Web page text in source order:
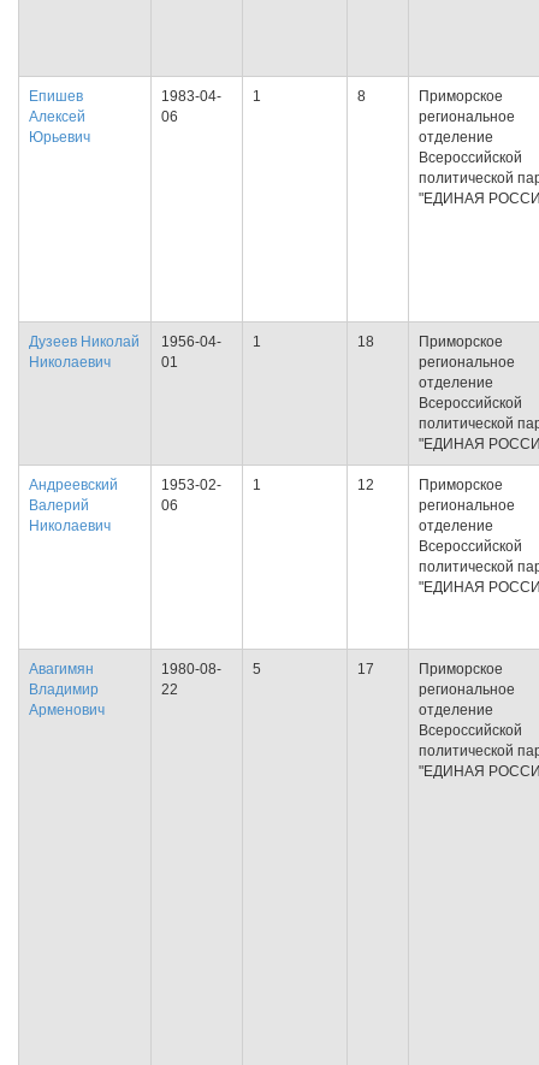
Епишев
Алексей
Юрьевич
1983-04-
06
1 8
Приморское
региональное
отделение
Всероссийской
политической
"ЕДИНАЯ
Дузеев Николай
Николаевич
1956-04-
01
1 18
Приморское
региональное
отделение
Всероссийской
политической
"ЕДИНАЯ
Андреевский
Валерий
Николаевич
1953-02-
06
1 12
Приморское
региональное
отделение
Всероссийской
политической
"ЕДИНАЯ
Авагимян
Владимир
Арменович
1980-08-
22
5 17
Приморское
региональное
отделение
Всероссийской
политической
"ЕДИНАЯ